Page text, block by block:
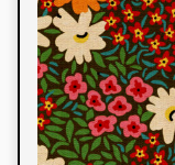
qualquer cor
Cores